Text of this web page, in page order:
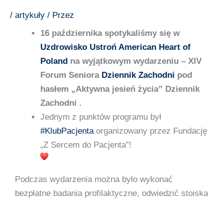
/ artykuły / Przez
16 października spotykaliśmy się w
Uzdrowisko Ustroń American Heart of
Poland na wyjątkowym wydarzeniu – XIV
Forum Seniora Dziennik Zachodni pod
hasłem „Aktywna jesień życia” Dziennik
Zachodni .
Jednym z punktów programu był
#KlubPacjenta organizowany przez Fundację
„Z Sercem do Pacjenta”!
Podczas wydarzenia można było wykonać
bezpłatne badania profilaktyczne, odwiedzić stoiska